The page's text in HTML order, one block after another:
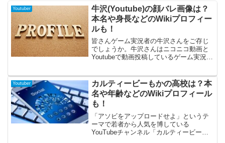
Youtuber
牛沢(Youtube)の顔バレ画像は？
本名や身長などのWikiプロフィー
ルも！
皆さんゲーム実況者の牛沢さんをご存じ
でしょうか。牛沢さんはニコニコ動画と
Youtubeで動画投稿しているゲーム実況者
134万人を超すほどなんです。今回はそん
な牛沢さんについて、顔バレ画像やプロ
フィールなどを調査してみました。この
記事を読めば牛沢さんがどのような人物
でどのような人柄なのかが理解できると
思います。
Youtuber
カルティービーもかの高校は？本
名や年齢などのWikiプロフィール
も！
「アソビをアップロードせよ」というテ
ーマで若者から人気を博している
YouTubeチャンネル「カルティービー」